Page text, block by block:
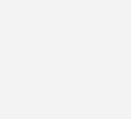
refinanziert,
Umsetzung von
Planung,
betont David
die Regelungen im